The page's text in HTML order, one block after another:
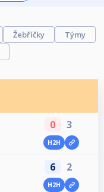
Žebříčky
Týmy
0 3
H2H
6 2
H2H